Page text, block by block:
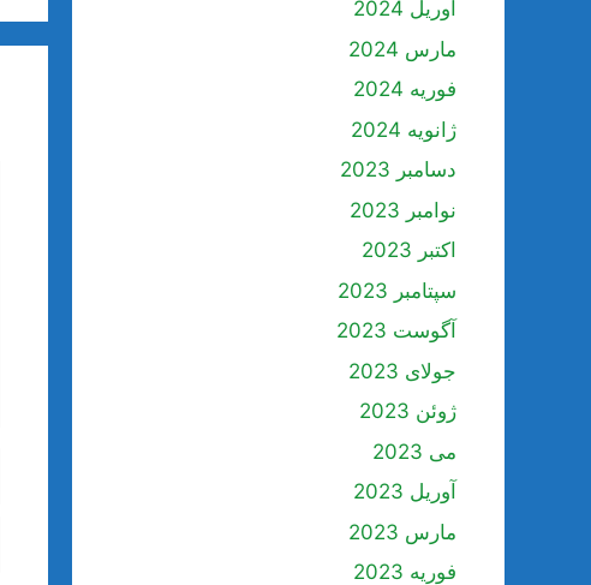
آوریل 2024
مارس 2024
فوریه 2024
ژانویه 2024
دسامبر 2023
نوامبر 2023
اکتبر 2023
سپتامبر 2023
آگوست 2023
جولای 2023
ژوئن 2023
می 2023
آوریل 2023
مارس 2023
فوریه 2023